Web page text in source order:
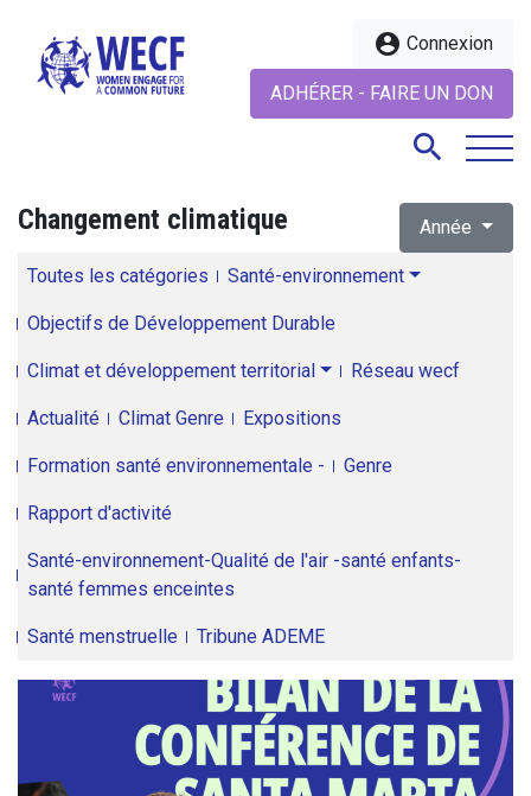
account_circle Connexion
ADHÉRER - FAIRE UN DON
search
Changement climatique Année
Toutes les catégories Santé-environnement
Objectifs de Développement Durable
Climat et développement territorial Réseau wecf
Actualité Climat Genre Expositions
Formation santé environnementale - Genre
Rapport d'activité
Santé-environnement-Qualité de l'air -santé enfants-
santé femmes enceintes
Santé menstruelle Tribune ADEME